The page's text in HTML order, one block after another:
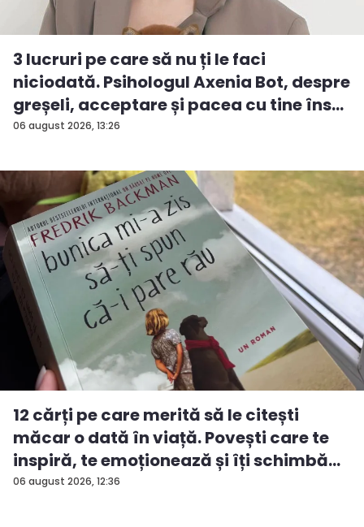
06 august 2026, 13:26
3 lucruri pe care să nu ți le faci
niciodată. Psihologul Axenia Bot, despre
greșeli, acceptare și pacea cu tine îns...
06 august 2026, 12:36
12 cărți pe care merită să le citești
măcar o dată în viață. Povești care te
inspiră, te emoționează și îți schimbă...